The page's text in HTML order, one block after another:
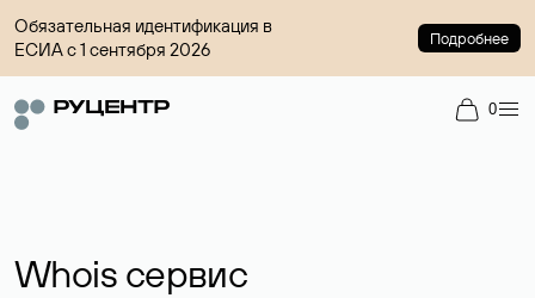
Обязательная идентификация в
ЕСИА с 1 сентября 2026
Подробнее
0
Whois сервис